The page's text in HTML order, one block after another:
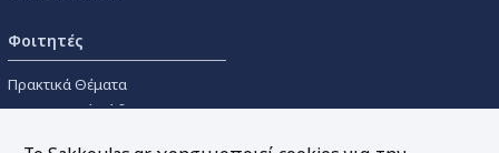
Φοιτητές
Πρακτικά Θέματα
Οικονομικοί Κώδικες